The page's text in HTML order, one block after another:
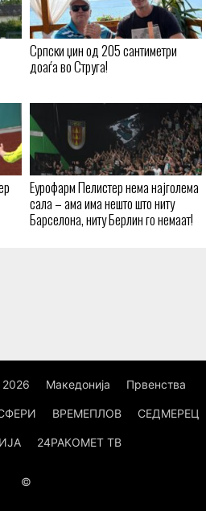
Српски џин од 205 сантиметри
доаѓа во Струга!
Еурофарм Пелистер нема најголема
сала – ама има нешто што ниту
Барселона, ниту Берлин го немаат!
Македонија Првенства
ВРЕМЕПЛОВ СЕДМЕРЕЦ
24РАКОМЕТ ТВ
©